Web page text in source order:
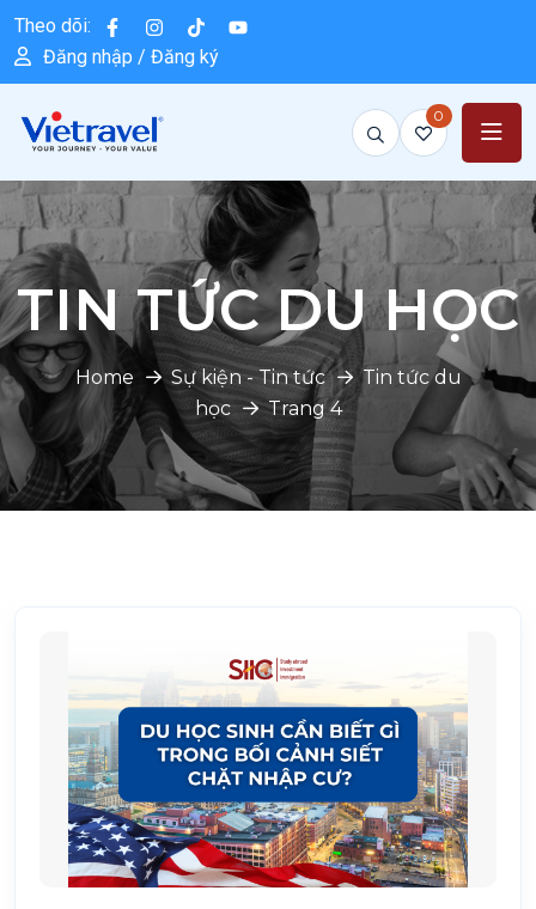
Theo dõi:
Đăng nhập / Đăng ký
0
TIN TỨC DU HỌC
Home Sự kiện - Tin tức
Tin tức du
học
Trang 4